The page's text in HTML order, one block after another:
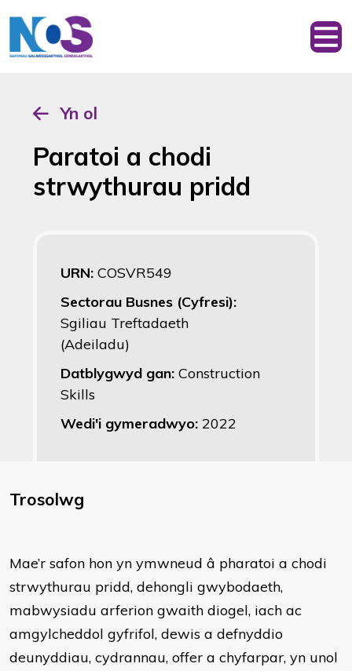
Yn ol
Paratoi a chodi
strwythurau pridd
URN: COSVR549
Sectorau Busnes (Cyfresi):
Sgiliau Treftadaeth
(Adeiladu)
Datblygwyd gan: Construction
Skills
Wedi'i gymeradwyo: 2022
Trosolwg
Mae’r safon hon yn ymwneud â pharatoi a chodi
strwythurau pridd, dehongli gwybodaeth,
mabwysiadu arferion gwaith diogel, iach ac
amgylcheddol gyfrifol, dewis a defnyddio
deunyddiau, cydrannau, offer a chyfarpar, yn unol